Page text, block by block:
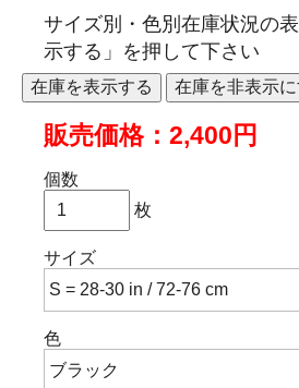
サイズ別・色別在庫状況の
示する」を押して下さい
販売価格：2,400円
個数
枚
サイズ
色